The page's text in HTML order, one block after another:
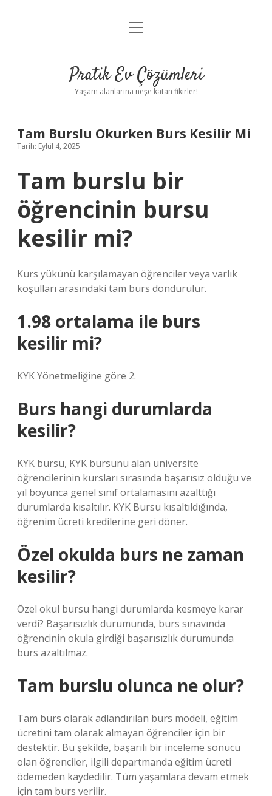
Anasayfa
Yasal Uyarı
menüyü
Pratik Ev Çözümleri
Yaşam alanlarına neşe katan fikirler!
Tam Burslu Okurken Burs Kesilir Mi
Tarih: Eylül 4, 2025
Tam burslu bir
öğrencinin bursu
kesilir mi?
Kurs yükünü karşılamayan öğrenciler veya varlık
koşulları arasındaki tam burs dondurulur.
1.98 ortalama ile burs
kesilir mi?
KYK Yönetmeliğine göre 2.
Burs hangi durumlarda
kesilir?
KYK bursu, KYK bursunu alan üniversite
öğrencilerinin kursları sırasında başarısız olduğu ve
yıl boyunca genel sınıf ortalamasını azalttığı
durumlarda kısaltılır. KYK Bursu kısaltıldığında,
öğrenim ücreti kredilerine geri döner.
Özel okulda burs ne zaman
kesilir?
Özel okul bursu hangi durumlarda kesmeye karar
verdi? Başarısızlık durumunda, burs sınavında
öğrencinin okula girdiği başarısızlık durumunda
burs azaltılmaz.
Tam burslu olunca ne olur?
Tam burs olarak adlandırılan burs modeli, eğitim
ücretini tam olarak almayan öğrenciler için bir
destektir. Bu şekilde, başarılı bir inceleme sonucu
olan öğrenciler, ilgili departmanda eğitim ücreti
ödemeden kaydedilir. Tüm yaşamlara devam etmek
için tam burs verilir.